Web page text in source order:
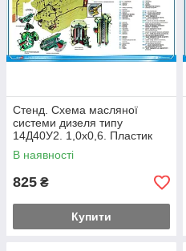
Стенд. Схема масляної
системи дизеля типу
14Д40У2. 1,0х0,6. Пластик
В наявності
825 ₴
Купити